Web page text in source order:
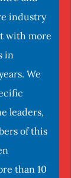
industry
with more
in
We
leaders,
of this
than 10